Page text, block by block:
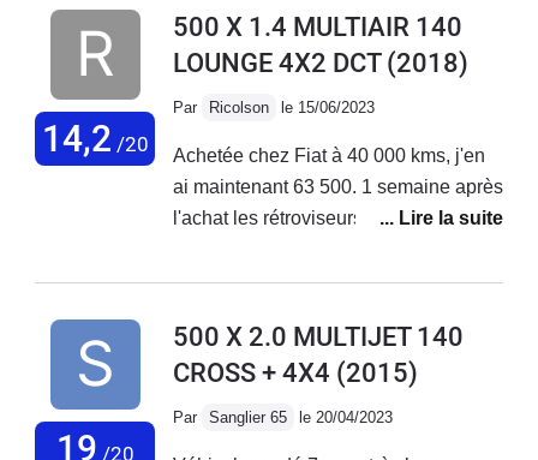
voiture vieillit très mal, tout se met à
déconner et les réparations
de leurs défauts de fabrication !
J'adore ma voiture mais au vu des
coûts de réparations faramineux, des
cesse... Je vais la revendre.
14,2 /20
500 X 1.4 MULTIAIR 140
LOUNGE 4X2 DCT(2018)
Par Ricolson le 15/06/2023
Achetée chez Fiat à 40 000 kms, j'en
ai maintenant 63 500. 1 semaine après
l'achat les rétroviseurs électriques ne
en concession. Plus gênant, 2 mois
mode dégradé. Retour en concession
en dépanneuse; problème de
19 /20
500 X 2.0 MULTIJET 140
CROSS + 4X4 (2015)
Par Sanglier 65 le 20/04/2023